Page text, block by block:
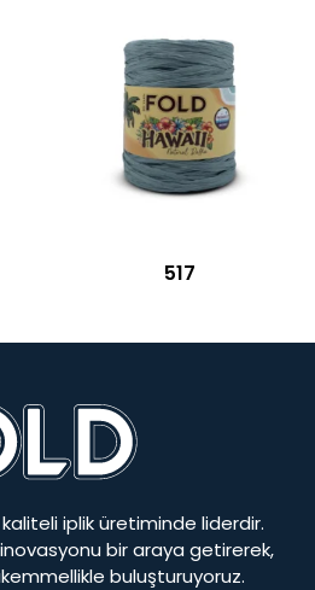
517
kaliteli iplik üretiminde liderdir.
bir araya getirerek,
buluşturuyoruz.